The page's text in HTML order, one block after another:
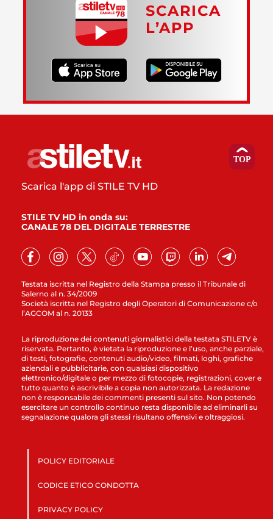
SCARICA
L’APP
Testata iscritta nel Registro della Stampa presso il Tribunale di
Salerno al n. 34/2009
Società iscritta nel Registro degli Operatori di Comunicazione c/o
l’AGCOM al n. 20133
Scarica l'app di STILE TV HD
STILE TV HD in onda su:
CANALE 78 DEL DIGITALE TERRESTRE
La riproduzione dei contenuti giornalistici della testata STILETV è
riservata. Pertanto, è vietata la riproduzione e l’uso, anche parziale,
di testi, fotografie, contenuti audio/video, filmati, loghi, grafiche
aziendali e pubblicitarie, con qualsiasi dispositivo
elettronico/digitale o per mezzo di fotocopie, registrazioni, cover e
tutto quanto è ascrivibile a copia non autorizzata. La redazione
non è responsabile dei commenti presenti sul sito. Non potendo
esercitare un controllo continuo resta disponibile ad eliminarli su
segnalazione qualora gli stessi risultano offensivi e oltraggiosi.
POLICY EDITORIALE
CODICE ETICO CONDOTTA
PRIVACY POLICY